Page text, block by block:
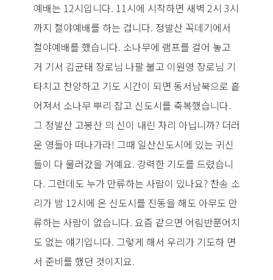
예배는 12시입니다. 11시에 시작하면 새벽 2시 3시
까지 철야예배를 하는 겁니다. 정발산 꼭데기에서
철야예배를 했습니다. 소나무에 램프를 걸어 놓고
거 기서 김균태 장로님 나팔 불고 이원영 장로님 기
타치고 찬양하고 기도 시간이 되면 동서남북으로 흩
어져서 소나무 뿌리 잡고 신도시를 축복했습니다.
그 정발산 고봉산 의 신이 내린 자리 아닙니까? 더러
운 영들아 떠나가라! 그때 일산신도시에 있는 귀신
들이 다 물러갔을 거예요. 강력한 기도를 드렸습니
다. 그런데도 누가 만류하는 사람이 있나요? 찬송 소
리가 밤 12시에 온 신도시를 진동을 해도 아무도 만
류하는 사람이 없습니다. 요즘 같으면 어림반푼어치
도 없는 얘기입니다. 그렇게 해서 우리가 기도하 면
서 준비를 했던 것이지요.